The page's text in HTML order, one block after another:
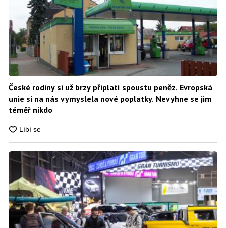
České rodiny si už brzy připlatí spoustu peněz. Evropská
unie si na nás vymyslela nové poplatky. Nevyhne se jim
téměř nikdo